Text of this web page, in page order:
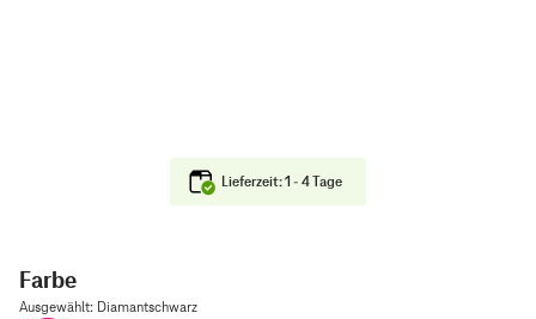
Lieferzeit: 1 - 4 Tage
Farbe
Ausgewählt: Diamantschwarz